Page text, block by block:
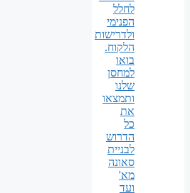
לחלל
הפנימי
ולדרישות
הלקוח.
בואו
למחסן
שלנו
ותמצאו
את
כל
הדרוש
לבניית
סאונה
מא'
ועד